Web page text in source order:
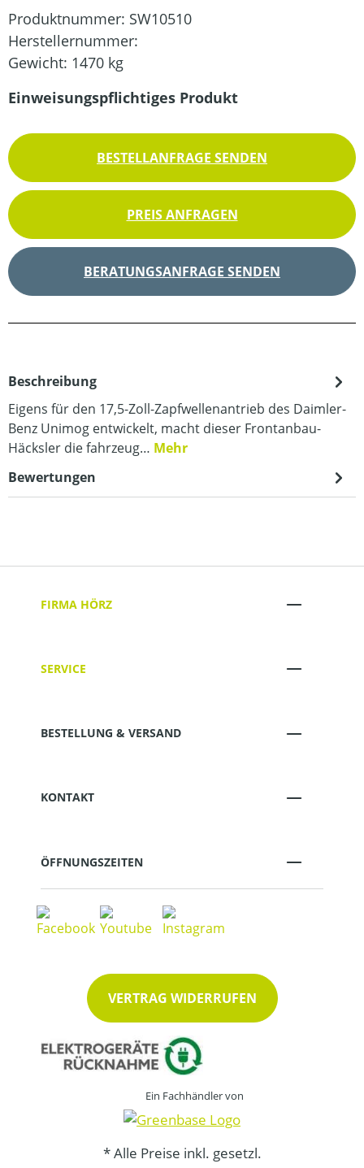
Produktnummer: SW10510
Herstellernummer:
Gewicht: 1470 kg
Einweisungspflichtiges Produkt
BESTELLANFRAGE SENDEN
PREIS ANFRAGEN
BERATUNGSANFRAGE SENDEN
Beschreibung
Eigens für den 17,5-Zoll-Zapfwellenantrieb des Daimler-
Benz Unimog entwickelt, macht dieser Frontanbau-
Häcksler die fahrzeug… Mehr
Bewertungen
FIRMA HÖRZ
SERVICE
BESTELLUNG & VERSAND
KONTAKT
ÖFFNUNGSZEITEN
VERTRAG WIDERRUFEN
Ein Fachhändler von
* Alle Preise inkl. gesetzl.